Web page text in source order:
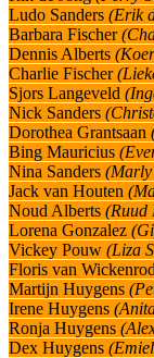
Ludo Sanders (Erik
Barbara Fischer
Dennis Alberts
Charlie Fischer
Sjors Langeveld
Nick Sanders
Dorothea Grantsaan
Bing Mauricius
Nina Sanders (Marly
Jack van Houten
Noud Alberts (Ruud
Lorena Gonzalez
Vickey Pouw (Liza
Floris van
Martijn Huygens
Irene Huygens
Ronja Huygens
Dex Huygens